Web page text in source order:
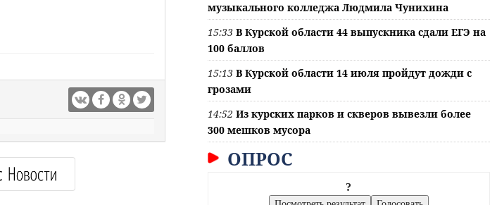
музыкального колледжа Людмила Чунихина
15:33 В Курской области 44 выпускника сдали ЕГЭ на
100 баллов
15:13 В Курской области 14 июля пройдут дожди с
грозами
14:52 Из курских парков и скверов вывезли более
300 мешков мусора
ОПРОС
?